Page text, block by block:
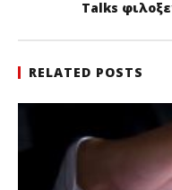
Talks
RELATED POSTS